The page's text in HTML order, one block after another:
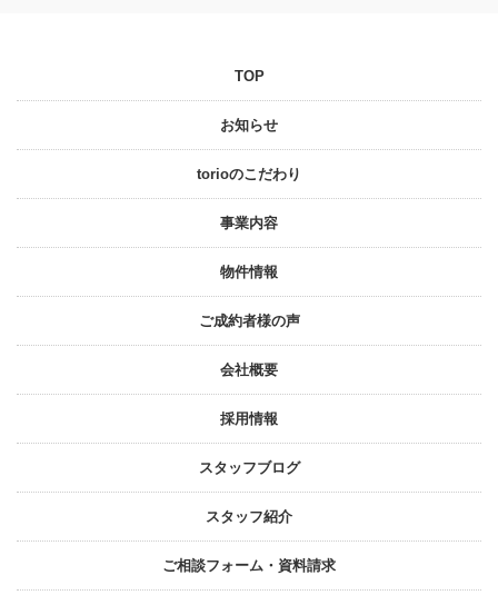
TOP
お知らせ
torioのこだわり
事業内容
物件情報
ご成約者様の声
会社概要
採⽤情報
スタッフブログ
スタッフ紹介
ご相談フォーム・資料請求